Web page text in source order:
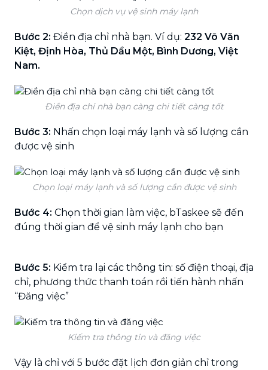
Chọn dịch vụ vệ sinh máy lạnh
Bước 2: Điền địa chỉ nhà bạn. Ví dụ: 232 Võ Văn
Kiệt, Định Hòa, Thủ Dầu Một, Bình Dương, Việt
Nam.
Điền địa chỉ nhà bạn càng chi tiết càng tốt
Bước 3: Nhấn chọn loại máy lạnh và số lượng cần
được vệ sinh
Chọn loại máy lạnh và số lượng cần được vệ sinh
Bước 4: Chọn thời gian làm việc, bTaskee sẽ đến
đúng thời gian để vệ sinh máy lạnh cho bạn
Bước 5: Kiểm tra lại các thông tin: số điện thoại, địa
chỉ, phương thức thanh toán rồi tiến hành nhấn
“Đăng việc”
Kiếm tra thông tin và đăng việc
Vậy là chỉ với 5 bước đặt lịch đơn giản chỉ trong